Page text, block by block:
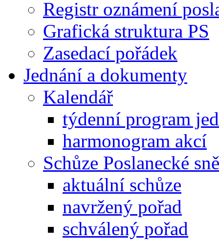
Registr oznámení
Grafická struktura PS
Zasedací pořádek
Jednání a dokumenty
Kalendář
týdenní program
harmonogram akcí
Schůze Poslanecké
aktuální schůze
navržený pořad
schválený pořad